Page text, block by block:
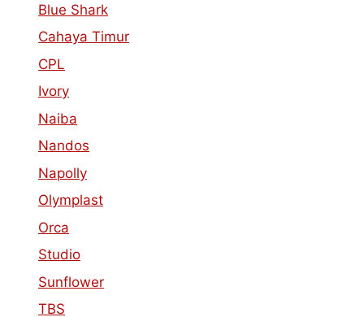
Blue Shark
Cahaya Timur
CPL
Ivory
Naiba
Nandos
Napolly
Olymplast
Orca
Studio
Sunflower
TBS